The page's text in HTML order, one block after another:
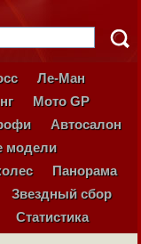
Ле-Ман
Мото GP
Автосалон
модели
Панорама
Звездный сбор
Статистика